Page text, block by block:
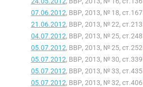
07.06.2012, ВВР, 2013, № 18, ст.167
21.06.2012, ВВР, 2013, № 22, ст.213
04.07.2012, ВВР, 2013, № 25, ст.248
05.07.2012, ВВР, 2013, № 25, ст.252
05.07.2012, ВВР, 2013, № 30, ст.339
05.07.2012, ВВР, 2013, № 33, ст.435
05.07.2012, ВВР, 2013, № 32, ст.406